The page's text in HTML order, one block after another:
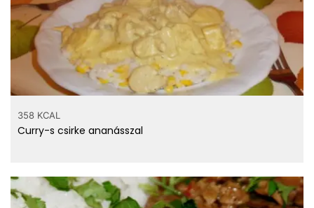
358 KCAL
Curry-s csirke ananásszal